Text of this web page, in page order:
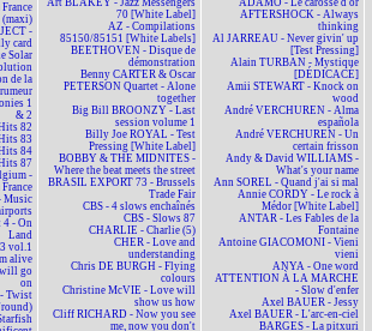
France
(maxi)
-
card
Solar
de la
rumeur
1
& 2
82
83
84
87
-
Music
4 - On
Land
vol.1
alive
will go
on
Twist
Art BLAKEY - Jazz Messengers
70 [White Label]
AZ - Compilations
85150/85151 [White Labels]
BEETHOVEN - Disque de
démonstration
Benny CARTER & Oscar
PETERSON Quartet - Alone
together
Big Bill BROONZY - Last
session volume 1
Billy Joe ROYAL - Test
Pressing [White Label]
BOBBY & THE MIDNITES -
Where the beat meets the street
BRASIL EXPORT 73 - Brussels
Trade Fair
CBS - 4 slows enchaînés
CBS - Slows 87
CHARLIE - Charlie (5)
CHER - Love and
understanding
Chris DE BURGH - Flying
colours
Christine McVIE - Love will
show us how
Cliff RICHARD - Now you see
me, now you don't
ADAMO - Le carosse d'or
AFTERSHOCK - Always
thinking
Al JARREAU - Never givin' up
[Test Pressing]
Alain TURBAN - Mystique
[DÉDICACÉ]
Amii STEWART - Knock on
wood
André VERCHUREN - Alma
española
André VERCHUREN - Un
certain frisson
Andy & David WILLIAMS -
What's your name
Ann SOREL - Quand j'ai si mal
Annie CORDY - Le rock à
Médor [White Label]
ANTAR - Les Fables de la
Fontaine
Antoine GIACOMONI - Vieni
vieni
ANYA - One word
ATTENTION À LA MARCHE
- Slow d'enfer
Axel BAUER - Jessy
Axel BAUER - L'arc-en-ciel
BARGES - La pitxuri